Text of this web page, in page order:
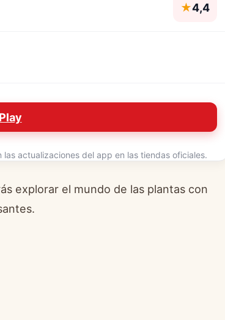
★4,4
actualizaciones del app en las tiendas oficiales.
explorar el mundo de las plantas con